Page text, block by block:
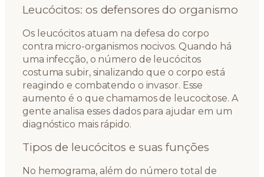
Leucócitos: os defensores do organismo
Os leucócitos atuam na defesa do corpo
contra micro-organismos nocivos. Quando há
uma infecção, o número de leucócitos
costuma subir, sinalizando que o corpo está
reagindo e combatendo o invasor. Esse
aumento é o que chamamos de leucocitose. A
gente analisa esses dados para ajudar em um
diagnóstico mais rápido.
Tipos de leucócitos e suas funções
No hemograma, além do número total de